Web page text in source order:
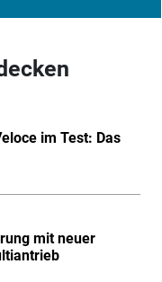
im Test: Das
mit neuer